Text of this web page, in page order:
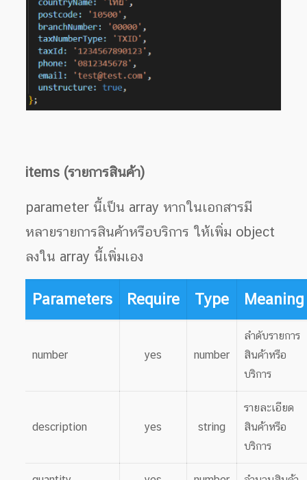
items (รายการสินค้า)
parameter นี้เป็น array หากในเอกสารมี
หลายรายการสินค้าหรือบริการ ให้เพิ่ม object
ลงใน array นี้เพิ่มเอง
Parameters Require Type Meaning
number yes number
ลำดับรายการ
สินค้าหรือ
บริการ
description yes string
รายละเอียด
สินค้าหรือ
บริการ